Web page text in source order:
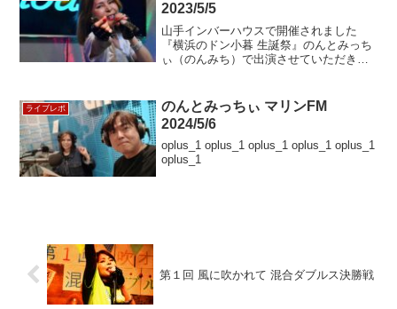
2023/5/5
山手インバーハウスで開催されました
『横浜のドン小暮 生誕祭』のんとみっち
ぃ（のんみち）で出演させていただきま
ライブレポ
のんとみっちぃ マリンFM
2024/5/6
oplus_1 oplus_1 oplus_1 oplus_1 oplus_1
oplus_1
第１回 風に吹かれて 混合ダブルス決勝戦